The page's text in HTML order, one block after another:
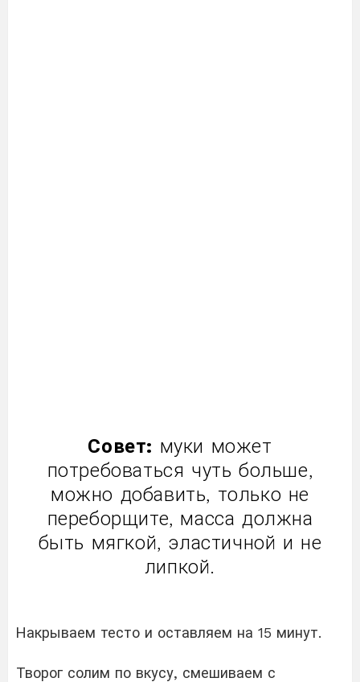
Совет: муки может
потребоваться чуть больше,
можно добавить, только не
переборщите, масса должна
быть мягкой, эластичной и не
липкой.
Накрываем тесто и оставляем на 15 минут.
Творог солим по вкусу, смешиваем с